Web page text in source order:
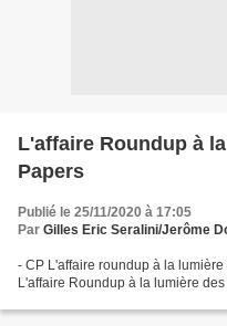
L'affaire Roundup à
Papers
Publié le 25/11/2020 à 17:05
Par Gilles Eric Seralini/Jerôme
- CP L'affaire roundup à la lumière des
L'affaire Roundup à la lumière